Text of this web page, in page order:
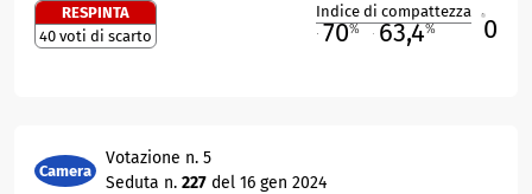
RESPINTA
40 voti di scarto
Indice di compattezza
70% 63,4% 0
Camera
Votazione n. 5
Seduta n. 227 del 16 gen 2024